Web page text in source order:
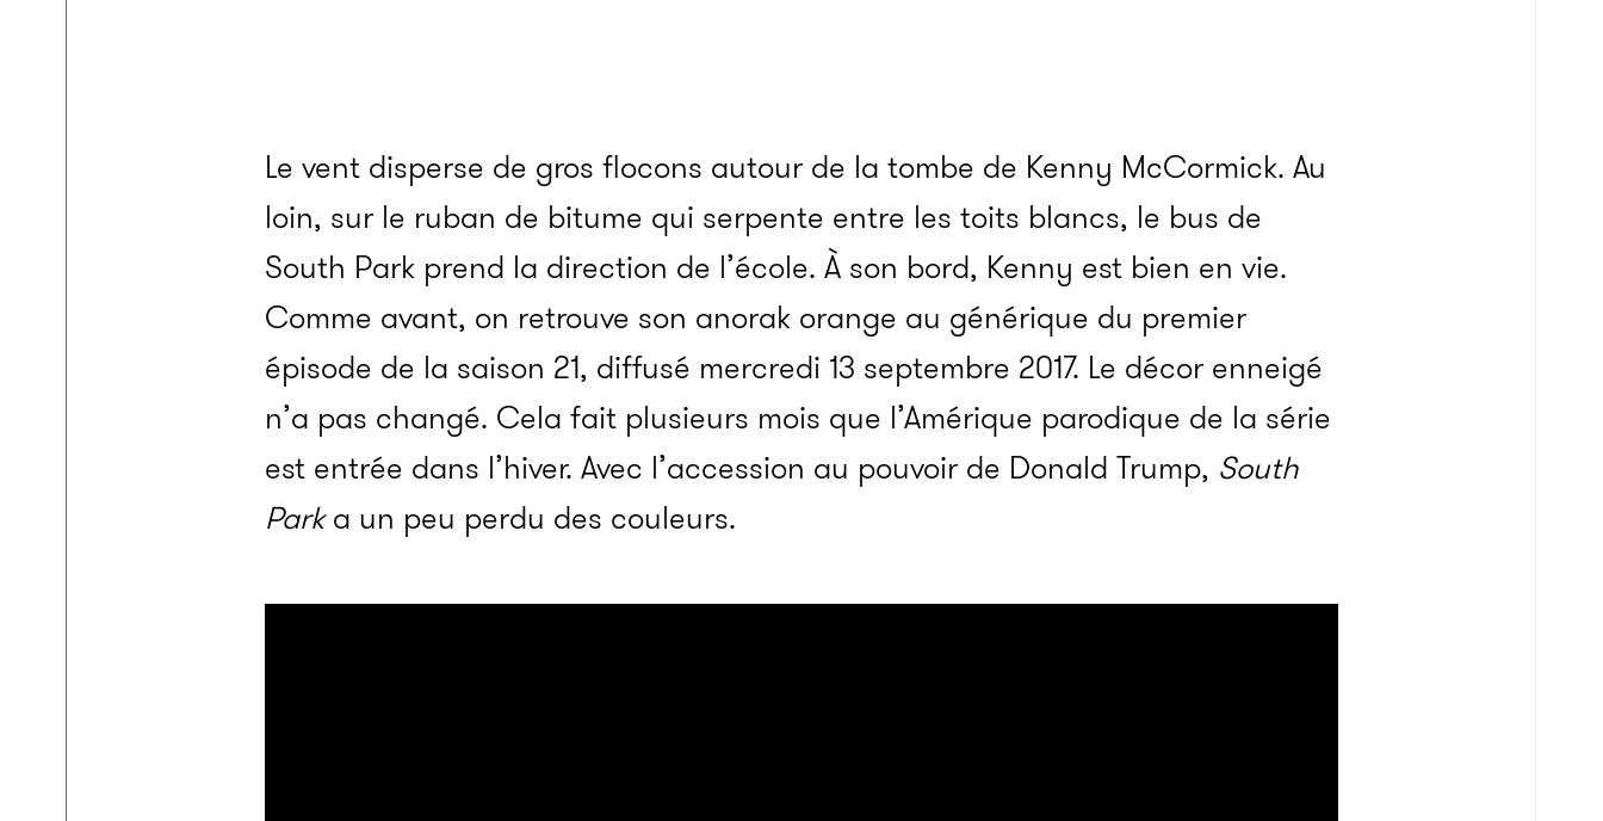
Le vent disperse de gros flocons autour de la tombe de Kenny McCor­­mick. Au
loin, sur le ruban de bitume qui serpente entre les toits blancs, le bus de
South Park prend la direc­­tion de l’école. À son bord, Kenny est bien en vie.
Comme avant, on retrouve son anorak orange au géné­­rique du premier
épisode de la saison 21, diffusé mercredi 13 septembre 2017. Le décor enneigé
n’a pas changé. Cela fait plusieurs mois que l’Amé­­rique paro­­dique de la série
est entrée dans l’hi­­ver. Avec l’ac­­ces­­sion au pouvoir de Donald Trump, South
Parka un peu perdu des couleurs.